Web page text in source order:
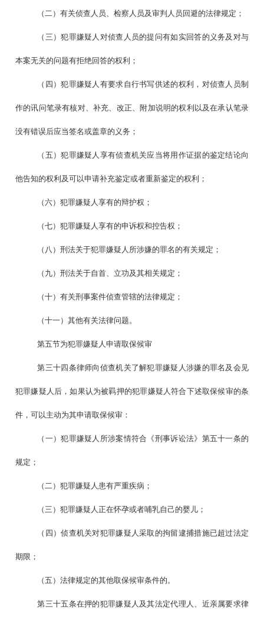
（二）有关侦查人员、检察人员及审判人员回避的法律规定；
（三）犯罪嫌疑人对侦查人员的提问有如实回答的义务及对与
本案无关的问题有拒绝回答的权利；
（四）犯罪嫌疑人有要求自行书写供述的权利，对侦查人员制
作的讯问笔录有核对、补充、改正、附加说明的权利以及在承认笔录
没有错误后应当签名或盖章的义务；
（五）犯罪嫌疑人享有侦查机关应当将用作证据的鉴定结论向
他告知的权利及可以申请补充鉴定或者重新鉴定的权利；
（六）犯罪嫌疑人享有的辩护权；
（七）犯罪嫌疑人享有的申诉权和控告权；
（八）刑法关于犯罪嫌疑人所涉嫌的罪名的有关规定；
（九）刑法关于自首、立功及其相关规定；
（十）有关刑事案件侦查管辖的法律规定；
（十一）其他有关法律问题。
第五节为犯罪嫌疑人申请取保候审
第三十四条律师向侦查机关了解犯罪嫌疑人涉嫌的罪名及会见
犯罪嫌疑人后，如果认为被羁押的犯罪嫌疑人符合下述取保候审的条
件，可以主动为其申请取保候审：
（一）犯罪嫌疑人所涉案情符合《刑事诉讼法》第五十一条的
规定；
（二）犯罪嫌疑人患有严重疾病；
（三）犯罪嫌疑人正在怀孕或者哺乳自己的婴儿；
（四）侦查机关对犯罪嫌疑人采取的拘留逮捕措施已超过法定
期限；
（五）法律规定的其他取保候审条件的。
第三十五条在押的犯罪嫌疑人及其法定代理人、近亲属要求律